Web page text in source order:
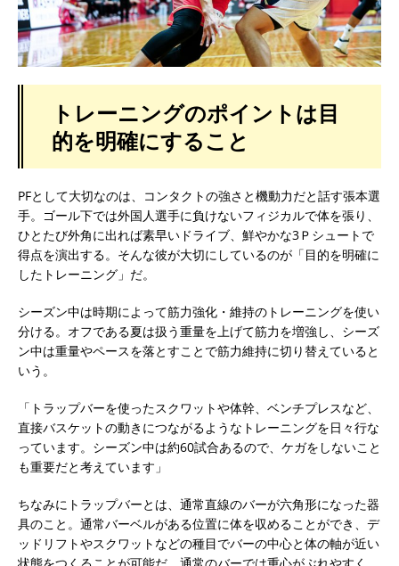
トレーニングのポイントは目
的を明確にすること
PFとして大切なのは、コンタクトの強さと機動力だと話す張本選
手。ゴール下では外国人選手に負けないフィジカルで体を張り、
ひとたび外角に出れば素早いドライブ、鮮やかな3Ｐシュートで
得点を演出する。そんな彼が大切にしているのが「目的を明確に
したトレーニング」だ。
シーズン中は時期によって筋力強化・維持のトレーニングを使い
分ける。オフである夏は扱う重量を上げて筋力を増強し、シーズ
ン中は重量やペースを落とすことで筋力維持に切り替えていると
いう。
「トラップバーを使ったスクワットや体幹、ベンチプレスなど、
直接バスケットの動きにつながるようなトレーニングを日々行な
っています。シーズン中は約60試合あるので、ケガをしないこと
も重要だと考えています」
ちなみにトラップバーとは、通常直線のバーが六角形になった器
具のこと。通常バーベルがある位置に体を収めることができ、デ
ッドリフトやスクワットなどの種目でバーの中心と体の軸が近い